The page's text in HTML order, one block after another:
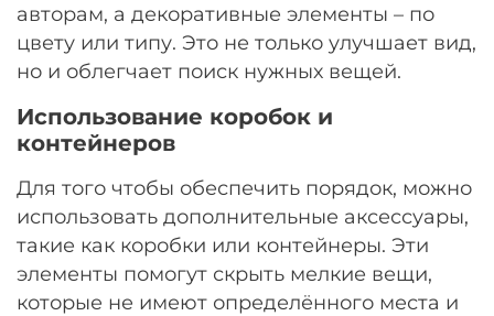
авторам, а декоративные элементы – по
цвету или типу. Это не только улучшает вид,
но и облегчает поиск нужных вещей.
Использование коробок и
контейнеров
Для того чтобы обеспечить порядок, можно
использовать дополнительные аксессуары,
такие как коробки или контейнеры. Эти
элементы помогут скрыть мелкие вещи,
которые не имеют определённого места и